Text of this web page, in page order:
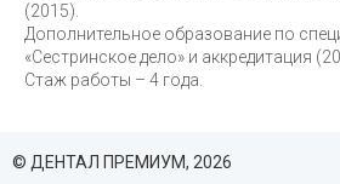
(2015).
Дополнительное образование по
«Сестринское дело» и аккредитация
Стаж работы – 4 года.
© ДЕНТАЛ ПРЕМИУМ, 2026